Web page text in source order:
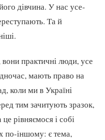
дівчина. У нас усе-
Та й
практичні люди, усе
мають право на
коли ми в Україні
тим зачитують зразок,
рівняємося і собі
по-іншому: є тема,